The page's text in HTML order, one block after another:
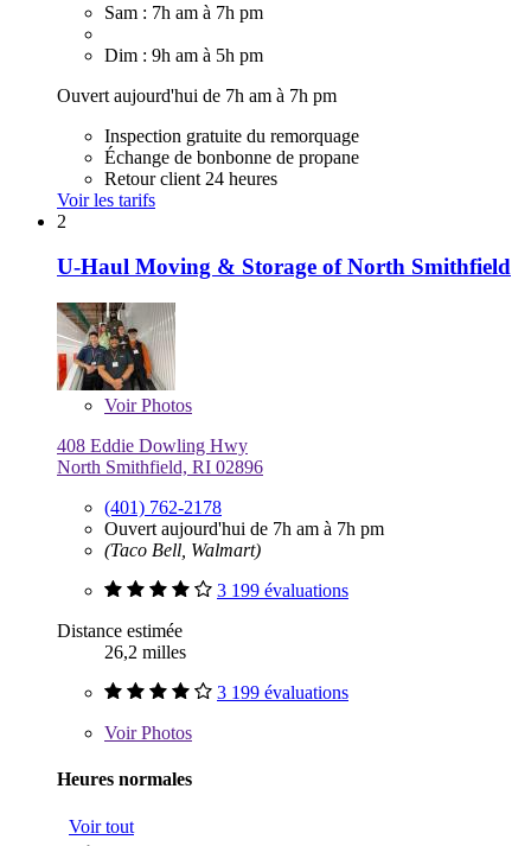
Sam : 7h am à 7h pm
Dim : 9h am à 5h pm
Ouvert aujourd'hui de 7h am à 7h pm
Inspection gratuite du remorquage
Échange de bonbonne de propane
Retour client 24 heures
Voir les tarifs
2
U-Haul Moving & Storage of North Smithfield
VoirPhotos
408 Eddie Dowling Hwy
North Smithfield, RI 02896
(401) 762-2178
Ouvert aujourd'hui de 7h am à 7h pm
(Taco Bell, Walmart)
3 199 évaluations
Distance estimée
26,2 milles
3 199 évaluations
VoirPhotos
Heures normales
Voir tout